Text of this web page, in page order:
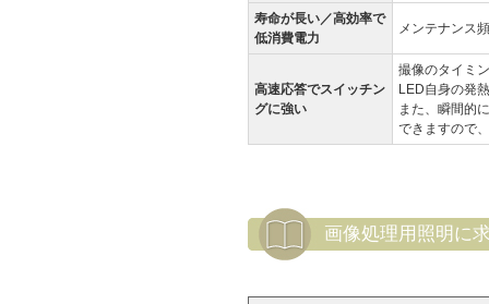
寿命が長い／高効率で
低消費電力
メンテナンス
高速応答でスイッチン
グに強い
撮像のタイミ
LED自身の発
また、瞬間的
できますので
画像処理用照明に